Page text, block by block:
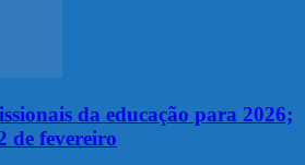
da educação para 2026;
de fevereiro